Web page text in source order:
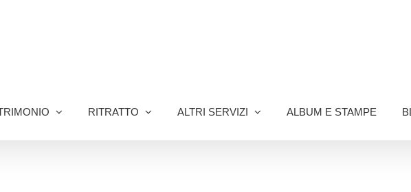
RITRATTO ALTRI SERVIZI ALBUM E STAMPE